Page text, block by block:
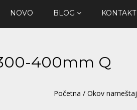
NOVO BLOG KONTAKT
400mm Q
Početna / Okov nameštaj